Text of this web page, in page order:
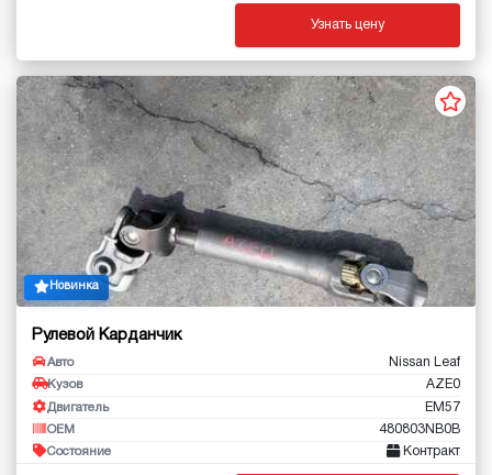
Узнать цену
Новинка
Рулевой Карданчик
Авто Nissan Leaf
Кузов AZE0
Двигатель EM57
OEM 480803NB0B
Состояние Контракт